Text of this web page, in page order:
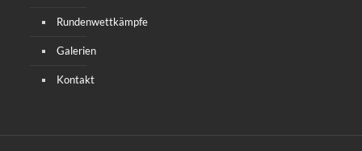
Rundenwettkämpfe
Galerien
Kontakt